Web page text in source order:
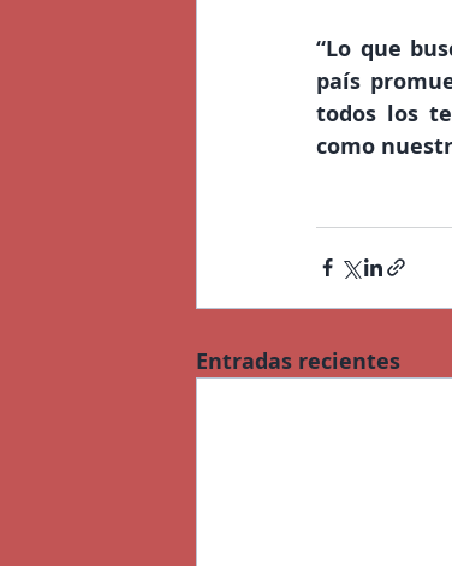
“Lo que
país
todos los
como
Entradas recientes